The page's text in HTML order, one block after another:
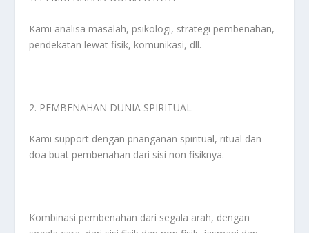
Kami analisa masalah, psikologi, strategi pembenahan,
pendekatan lewat fisik, komunikasi, dll.
2. PEMBENAHAN DUNIA SPIRITUAL
Kami support dengan pnanganan spiritual, ritual dan
doa buat pembenahan dari sisi non fisiknya.
Kombinasi pembenahan dari segala arah, dengan